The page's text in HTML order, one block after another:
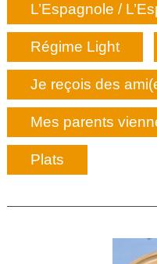
L’Espagnole /
Régime Light
Je reçois des
Mes parents
Plats